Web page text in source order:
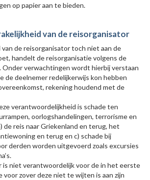
op papier aan te bieden.
van de reisorganisator
de reisorganisator toch niet aan de
handelt de reisorganisatie volgens de
Onder verwachtingen wordt hierbij verstaan
de deelnemer redelijkerwijs kon hebben
rekening houdend met de
verantwoordelijkheid is schade ten
oorlogshandelingen, terrorisme en
de reis naar Griekenland en terug, het
en terug en c) schade bij
derden worden uitgevoerd zoals excursies
is niet verantwoordelijk voor de in het eerste
voor zover deze niet te wijten is aan zijn